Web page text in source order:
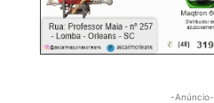
-Anúncio-